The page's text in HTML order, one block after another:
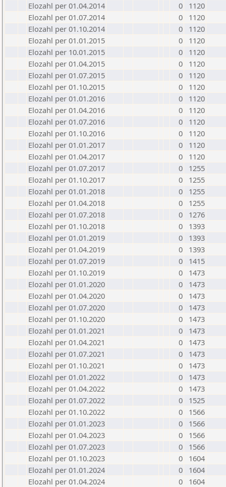
Elozahl per 01.04.2014
0
1120
Elozahl per 01.07.2014
0
1120
Elozahl per 01.10.2014
0
1120
Elozahl per 01.01.2015
0
1120
Elozahl per 10.01.2015
0
1120
Elozahl per 01.04.2015
0
1120
Elozahl per 01.07.2015
0
1120
Elozahl per 01.10.2015
0
1120
Elozahl per 01.01.2016
0
1120
Elozahl per 01.04.2016
0
1120
Elozahl per 01.07.2016
0
1120
Elozahl per 01.10.2016
0
1120
Elozahl per 01.01.2017
0
1120
Elozahl per 01.04.2017
0
1120
Elozahl per 01.07.2017
0
1255
Elozahl per 01.10.2017
0
1255
Elozahl per 01.01.2018
0
1255
Elozahl per 01.04.2018
0
1255
Elozahl per 01.07.2018
0
1276
Elozahl per 01.10.2018
0
1393
Elozahl per 01.01.2019
0
1393
Elozahl per 01.04.2019
0
1393
Elozahl per 01.07.2019
0
1415
Elozahl per 01.10.2019
0
1473
Elozahl per 01.01.2020
0
1473
Elozahl per 01.04.2020
0
1473
Elozahl per 01.07.2020
0
1473
Elozahl per 01.10.2020
0
1473
Elozahl per 01.01.2021
0
1473
Elozahl per 01.04.2021
0
1473
Elozahl per 01.07.2021
0
1473
Elozahl per 01.10.2021
0
1473
Elozahl per 01.01.2022
0
1473
Elozahl per 01.04.2022
0
1473
Elozahl per 01.07.2022
0
1525
Elozahl per 01.10.2022
0
1566
Elozahl per 01.01.2023
0
1566
Elozahl per 01.04.2023
0
1566
Elozahl per 01.07.2023
0
1566
Elozahl per 01.10.2023
0
1604
Elozahl per 01.01.2024
0
1604
Elozahl per 01.04.2024
0
1604